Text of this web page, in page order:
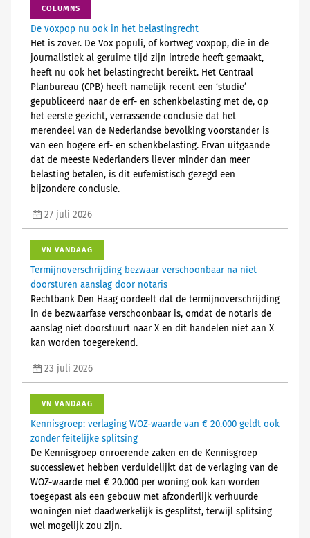
COLUMNS
De voxpop nu ook in het belastingrecht
Het is zover. De Vox populi, of kortweg voxpop, die in de
journalistiek al geruime tijd zijn intrede heeft gemaakt,
heeft nu ook het belastingrecht bereikt. Het Centraal
Planbureau (CPB) heeft namelijk recent een ‘studie’
gepubliceerd naar de erf- en schenkbelasting met de, op
het eerste gezicht, verrassende conclusie dat het
merendeel van de Nederlandse bevolking voorstander is
van een hogere erf- en schenkbelasting. Ervan uitgaande
dat de meeste Nederlanders liever minder dan meer
belasting betalen, is dit eufemistisch gezegd een
bijzondere conclusie.
27 juli 2026
VN VANDAAG
Termijnoverschrijding bezwaar verschoonbaar na niet
doorsturen aanslag door notaris
Rechtbank Den Haag oordeelt dat de termijnoverschrijding
in de bezwaarfase verschoonbaar is, omdat de notaris de
aanslag niet doorstuurt naar X en dit handelen niet aan X
kan worden toegerekend.
23 juli 2026
VN VANDAAG
Kennisgroep: verlaging WOZ-waarde van € 20.000 geldt ook
zonder feitelijke splitsing
De Kennisgroep onroerende zaken en de Kennisgroep
successiewet hebben verduidelijkt dat de verlaging van de
WOZ-waarde met € 20.000 per woning ook kan worden
toegepast als een gebouw met afzonderlijk verhuurde
woningen niet daadwerkelijk is gesplitst, terwijl splitsing
wel mogelijk zou zijn.